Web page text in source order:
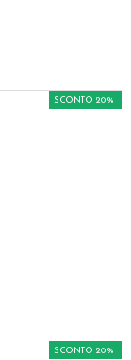
SCONTO 20%
SCONTO 20%